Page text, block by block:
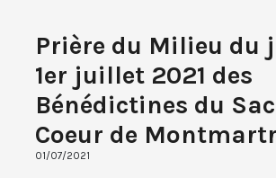
Prière du Milieu du
1er juillet 2021 des
Bénédictines du
Coeur de
01/07/2021